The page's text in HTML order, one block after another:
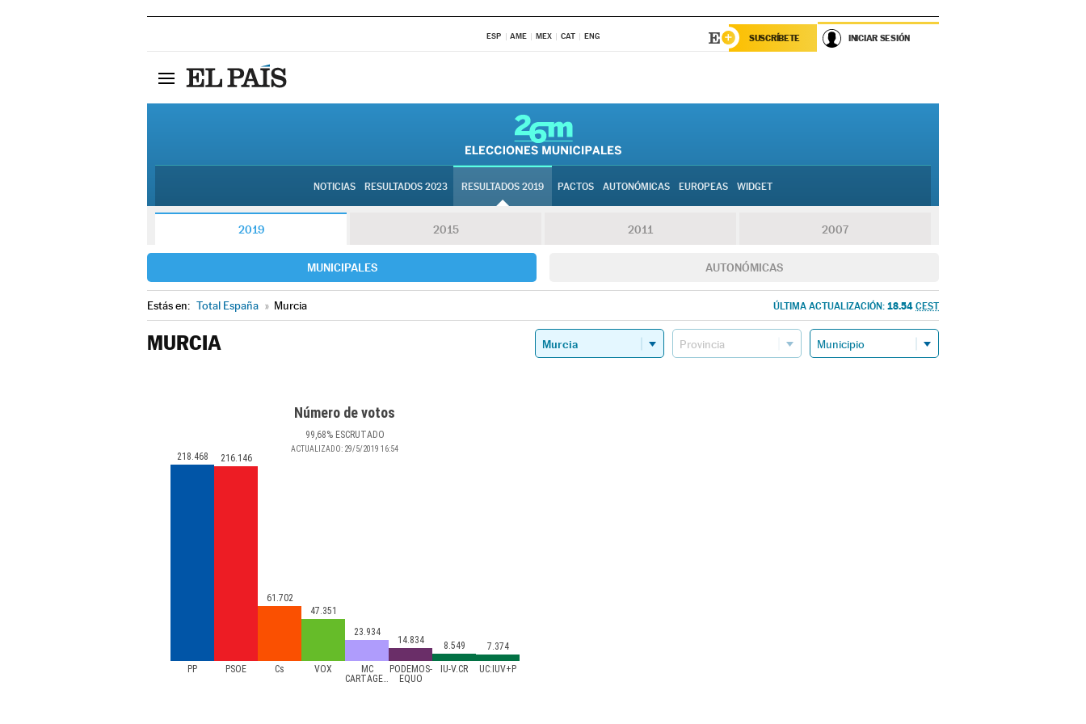
ESP AME MEX CAT ENG SUSCRÍBETE INICIAR SESIÓN
NOTICIAS RESULTADOS 2023 RESULTADOS 2019 PACTOS AUTONÓMICAS EUROPEAS WIDGET
2019 2015 2011 2007
MUNICIPALES AUTONÓMICAS
Estás en: Total España » Murcia ÚLTIMA ACTUALIZACIÓN: 18.54 CEST
MURCIA
Número de votos
99,68%ESCRUTADO
ACTUALIZADO: 29/5/201916:54
PP PSOE Cs VOX
MC
CARTAGENA
PODEMOS-
EQUO
IU-V.CR UC:IUV+P
218.468 216.146
61.702
47.351
23.934
14.834 8.549 7.374